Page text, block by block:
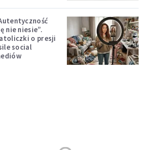
nie niesie”.
o presji
social